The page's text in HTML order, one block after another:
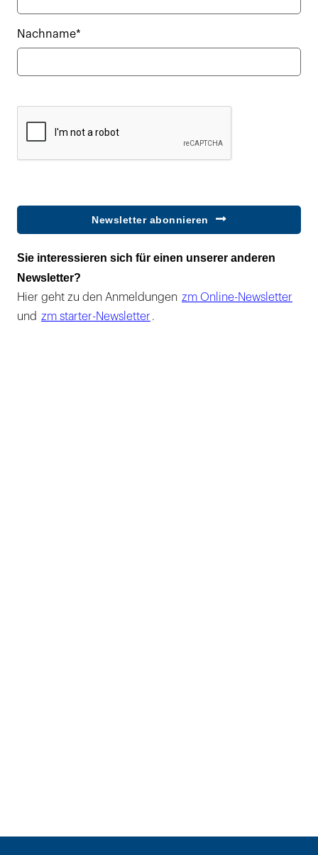
Nachname*
Newsletter abonnieren
Sie interessieren sich für einen unserer anderen
Newsletter?
Hier geht zu den Anmeldungen zm Online-Newsletter
und zm starter-Newsletter .